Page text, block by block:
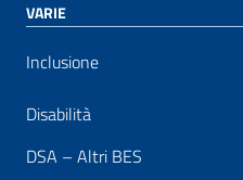
VARIE
Inclusione
Disabilità
DSA – Altri BES